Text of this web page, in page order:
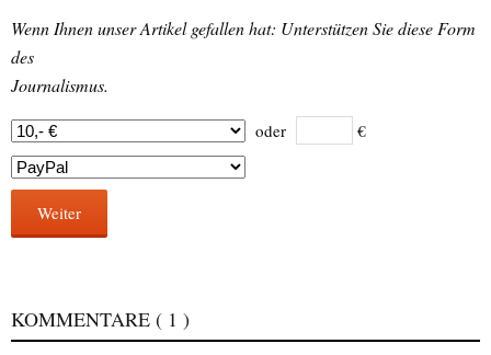
Wenn Ihnen unser Artikel gefallen hat: Unterstützen Sie diese Form
des
Journalismus.
oder €
Weiter
KOMMENTARE ( 1 )